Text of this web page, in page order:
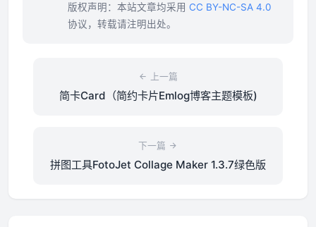
版权声明：本站文章均采用 CC BY-NC-SA 4.0
协议，转载请注明出处。
上一篇
简卡Card（简约卡片Emlog博客主题模板)
下一篇
拼图工具FotoJet Collage Maker 1.3.7绿色版